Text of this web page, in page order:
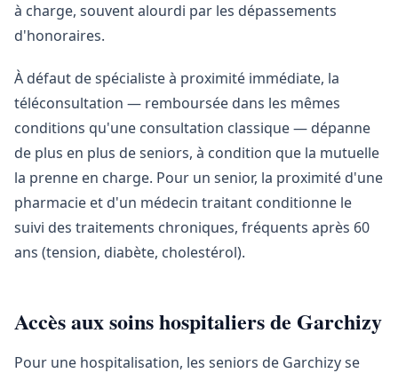
à charge, souvent alourdi par les dépassements
d'honoraires.
À défaut de spécialiste à proximité immédiate, la
téléconsultation — remboursée dans les mêmes
conditions qu'une consultation classique — dépanne
de plus en plus de seniors, à condition que la mutuelle
la prenne en charge. Pour un senior, la proximité d'une
pharmacie et d'un médecin traitant conditionne le
suivi des traitements chroniques, fréquents après 60
ans (tension, diabète, cholestérol).
Accès aux soins hospitaliers de Garchizy
Pour une hospitalisation, les seniors de Garchizy se